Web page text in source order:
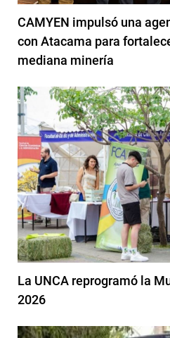
CAMYEN impulsó una
con Atacama para
mediana minería
La UNCA reprogramó la
2026